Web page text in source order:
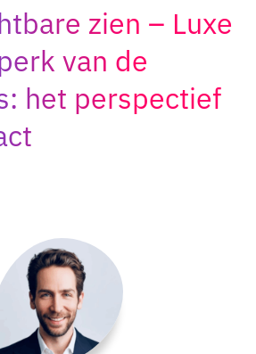
zien – Luxe
van de
het perspectief